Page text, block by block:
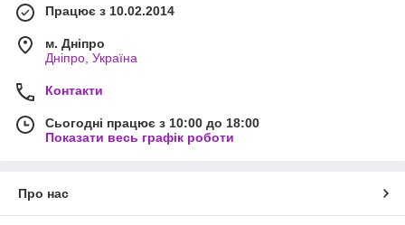
Працює з 10.02.2014
м. Дніпро
Дніпро, Україна
Контакти
Сьогодні працює з 10:00 до 18:00
Показати весь графік роботи
Про нас